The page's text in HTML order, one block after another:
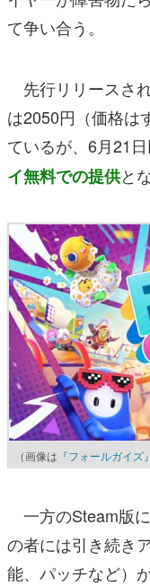
て争い合う。
先行リリースさ
は2050円（価格は
ているが、6月21
イ無料での提供と
（画像は 『フォールガイズ
一方のSteam版
の者には引き続き
能、パッチなど）